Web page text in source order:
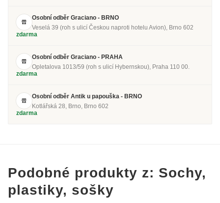
Osobní odběr Graciano - BRNO
Veselá 39 (roh s ulicí Českou naproti hotelu Avion), Brno 602
zdarma
Osobní odběr Graciano - PRAHA
Opletalova 1013/59 (roh s ulicí Hybernskou), Praha 110 00.
zdarma
Osobní odběr Antik u papouška - BRNO
Kotlářská 28, Brno, Brno 602
zdarma
Podobné produkty z: Sochy,
plastiky, sošky